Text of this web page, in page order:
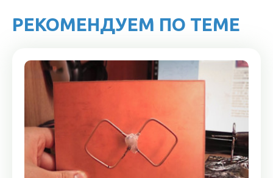
РЕКОМЕНДУЕМ ПО ТЕМЕ